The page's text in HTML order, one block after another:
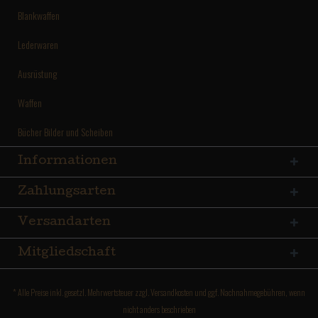
Blankwaffen
Lederwaren
Ausrüstung
Waffen
Bücher Bilder und Scheiben
Informationen
Zahlungsarten
Versandarten
Mitgliedschaft
* Alle Preise inkl. gesetzl. Mehrwertsteuer zzgl. Versandkosten und ggf. Nachnahmegebühren, wenn
nicht anders beschrieben